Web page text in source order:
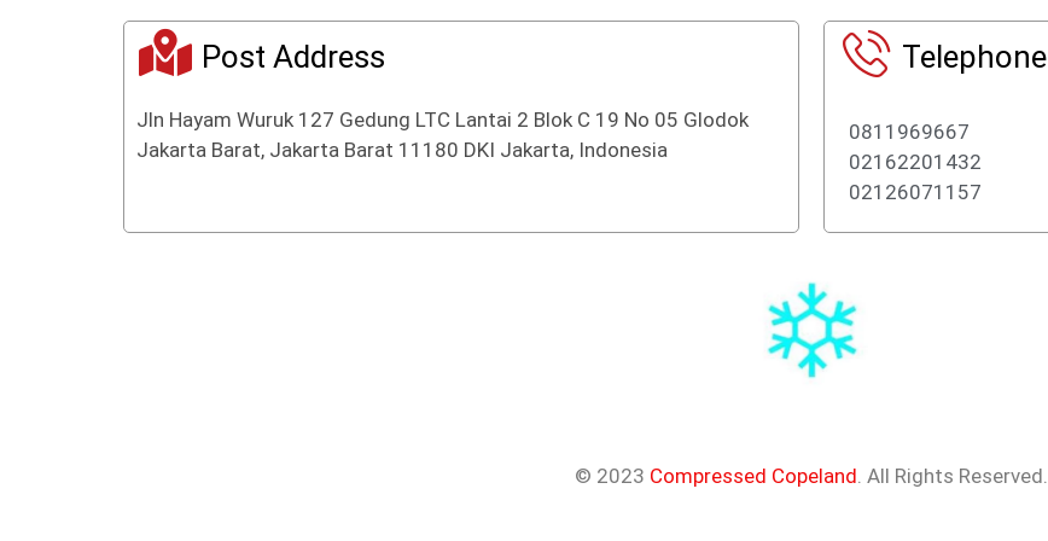
Post Address
Jln Hayam Wuruk 127 Gedung LTC Lantai 2 Blok C 19 No 05 Glodok
Jakarta Barat, Jakarta Barat 11180 DKI Jakarta, Indonesia
Telephone
0811969667
02162201432
02126071157
© 2023 Compressed Copeland . All Rights Reserved.